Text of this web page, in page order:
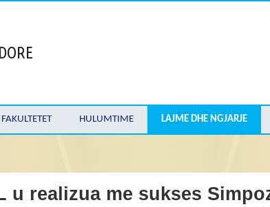
FAKULTETET HULUMTIME LAJME DHE NGJARJE
u realizua me sukses